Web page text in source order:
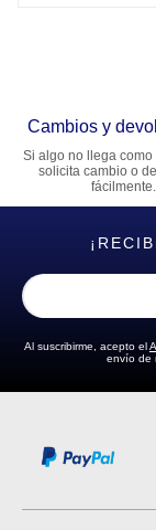
Cambios y
Si algo no llega
solicita cambio o
fácilmente.
Al suscribirme, acepto el
envío de